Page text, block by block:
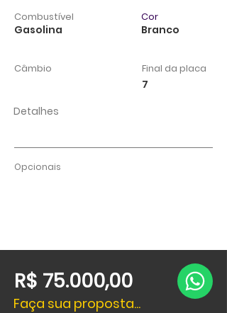
Combustível
Gasolina
Câmbio
Cor
Branco
Final da placa
7
Detalhes
Opcionais
R$ 75.000,00
Faça sua proposta...